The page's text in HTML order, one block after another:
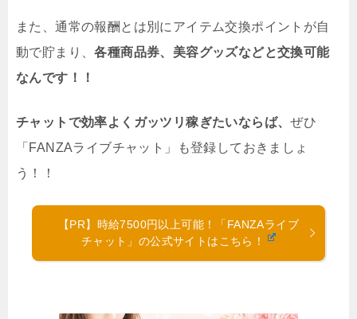
また、通常の報酬とは別にアイテム交換ポイントが自
動で貯まり、各種商品券、美容グッズなどと交換可能
なんです！！
チャットで効率よくガッツリ稼ぎたいならば、ぜひ
「FANZAライブチャット」も登録しておきましょ
う！！
【PR】時給7500円以上可能！「FANZAライブ
チャット」の公式サイトはこちら！